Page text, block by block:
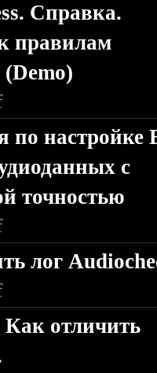
Справка.
правилам
из 5
по настройке
с
точностью
из 5
лог
5
отличить
из 5